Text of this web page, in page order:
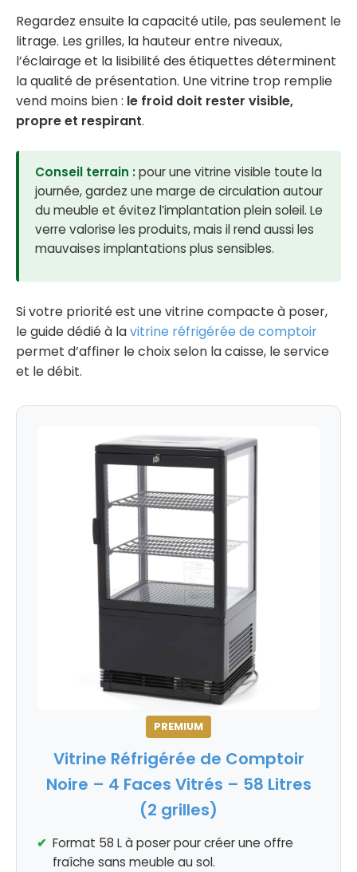
Regardez ensuite la capacité utile, pas seulement le
litrage. Les grilles, la hauteur entre niveaux,
l’éclairage et la lisibilité des étiquettes déterminent
la qualité de présentation. Une vitrine trop remplie
vend moins bien : le froid doit rester visible,
propre et respirant.
Conseil terrain :pour une vitrine visible toute la
journée, gardez une marge de circulation autour
du meuble et évitez l’implantation plein soleil. Le
verre valorise les produits, mais il rend aussi les
mauvaises implantations plus sensibles.
Si votre priorité est une vitrine compacte à poser,
le guide dédié à lavitrine réfrigérée de comptoir
permet d’affiner le choix selon la caisse, le service
et le débit.
PREMIUM
Vitrine Réfrigérée de Comptoir
Noire – 4 Faces Vitrés – 58 Litres
(2 grilles)
Format 58 L à poser pour créer une offre
fraîche sans meuble au sol.